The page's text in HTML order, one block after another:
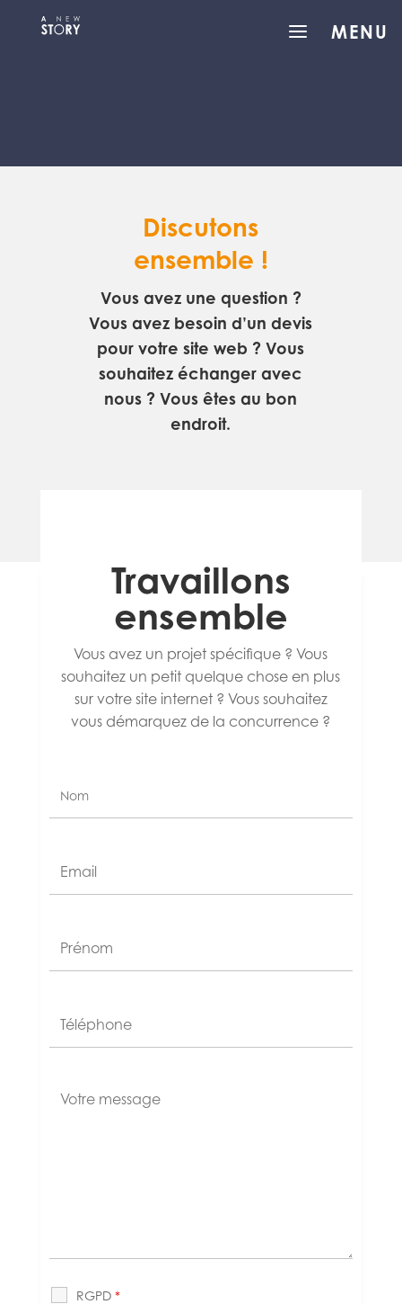
a MENU
Discutons
ensemble !
Vous avez une question ?
Vous avez besoin d’un devis
pour votre site web ? Vous
souhaitez échanger avec
nous ? Vous êtes au bon
endroit.
Travaillons
ensemble
Vous avez un projet spécifique ? Vous
souhaitez un petit quelque chose en plus
sur votre site internet ? Vous souhaitez
vous démarquez de la concurrence ?
RGPD *